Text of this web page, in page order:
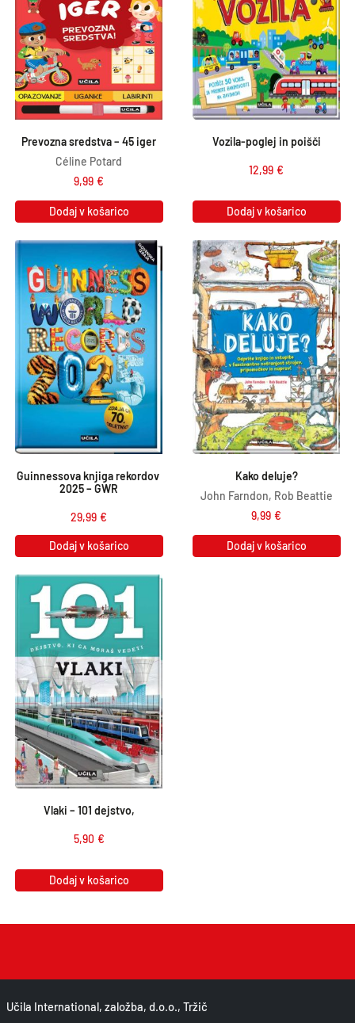
Prevozna sredstva – 45 iger
Céline Potard
9,99 €
Dodaj v košarico
Vozila-poglej in poišči
12,99 €
Dodaj v košarico
Guinnessova knjiga rekordov
2025 – GWR
29,99 €
Dodaj v košarico
Kako deluje?
John Farndon, Rob Beattie
9,99 €
Dodaj v košarico
Vlaki – 101 dejstvo,
5,90 €
Dodaj v košarico
Učila International, založba, d.o.o., Tržič